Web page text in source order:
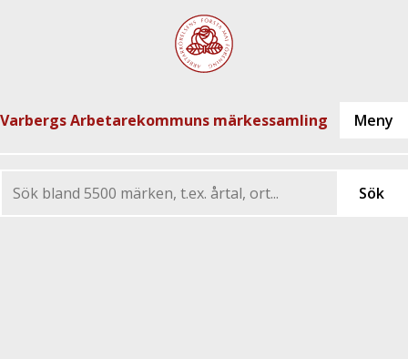
Varbergs Arbetarekommuns märkessamling